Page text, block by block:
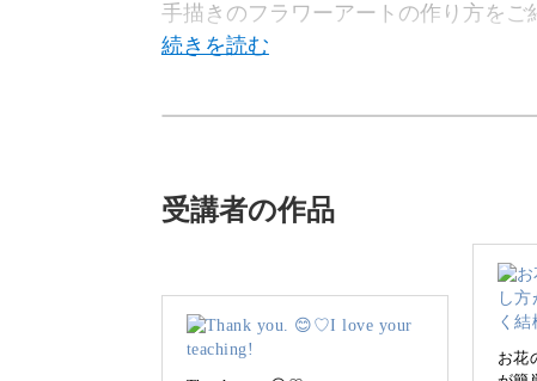
手描きのフラワーアートの作り方をご
今回はナチュラルなカラーを使いま
なめらかな下地を作る方法や、ふわ
ぷり盛り込んでレクチャーしていきま
受講者の作品
お花